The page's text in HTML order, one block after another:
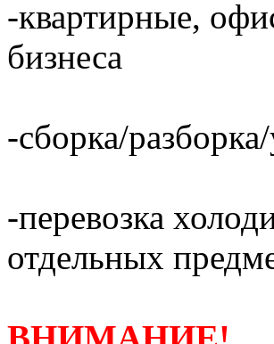
-квартирные,
бизнеса
-сборка/
-перевозка
отдельных